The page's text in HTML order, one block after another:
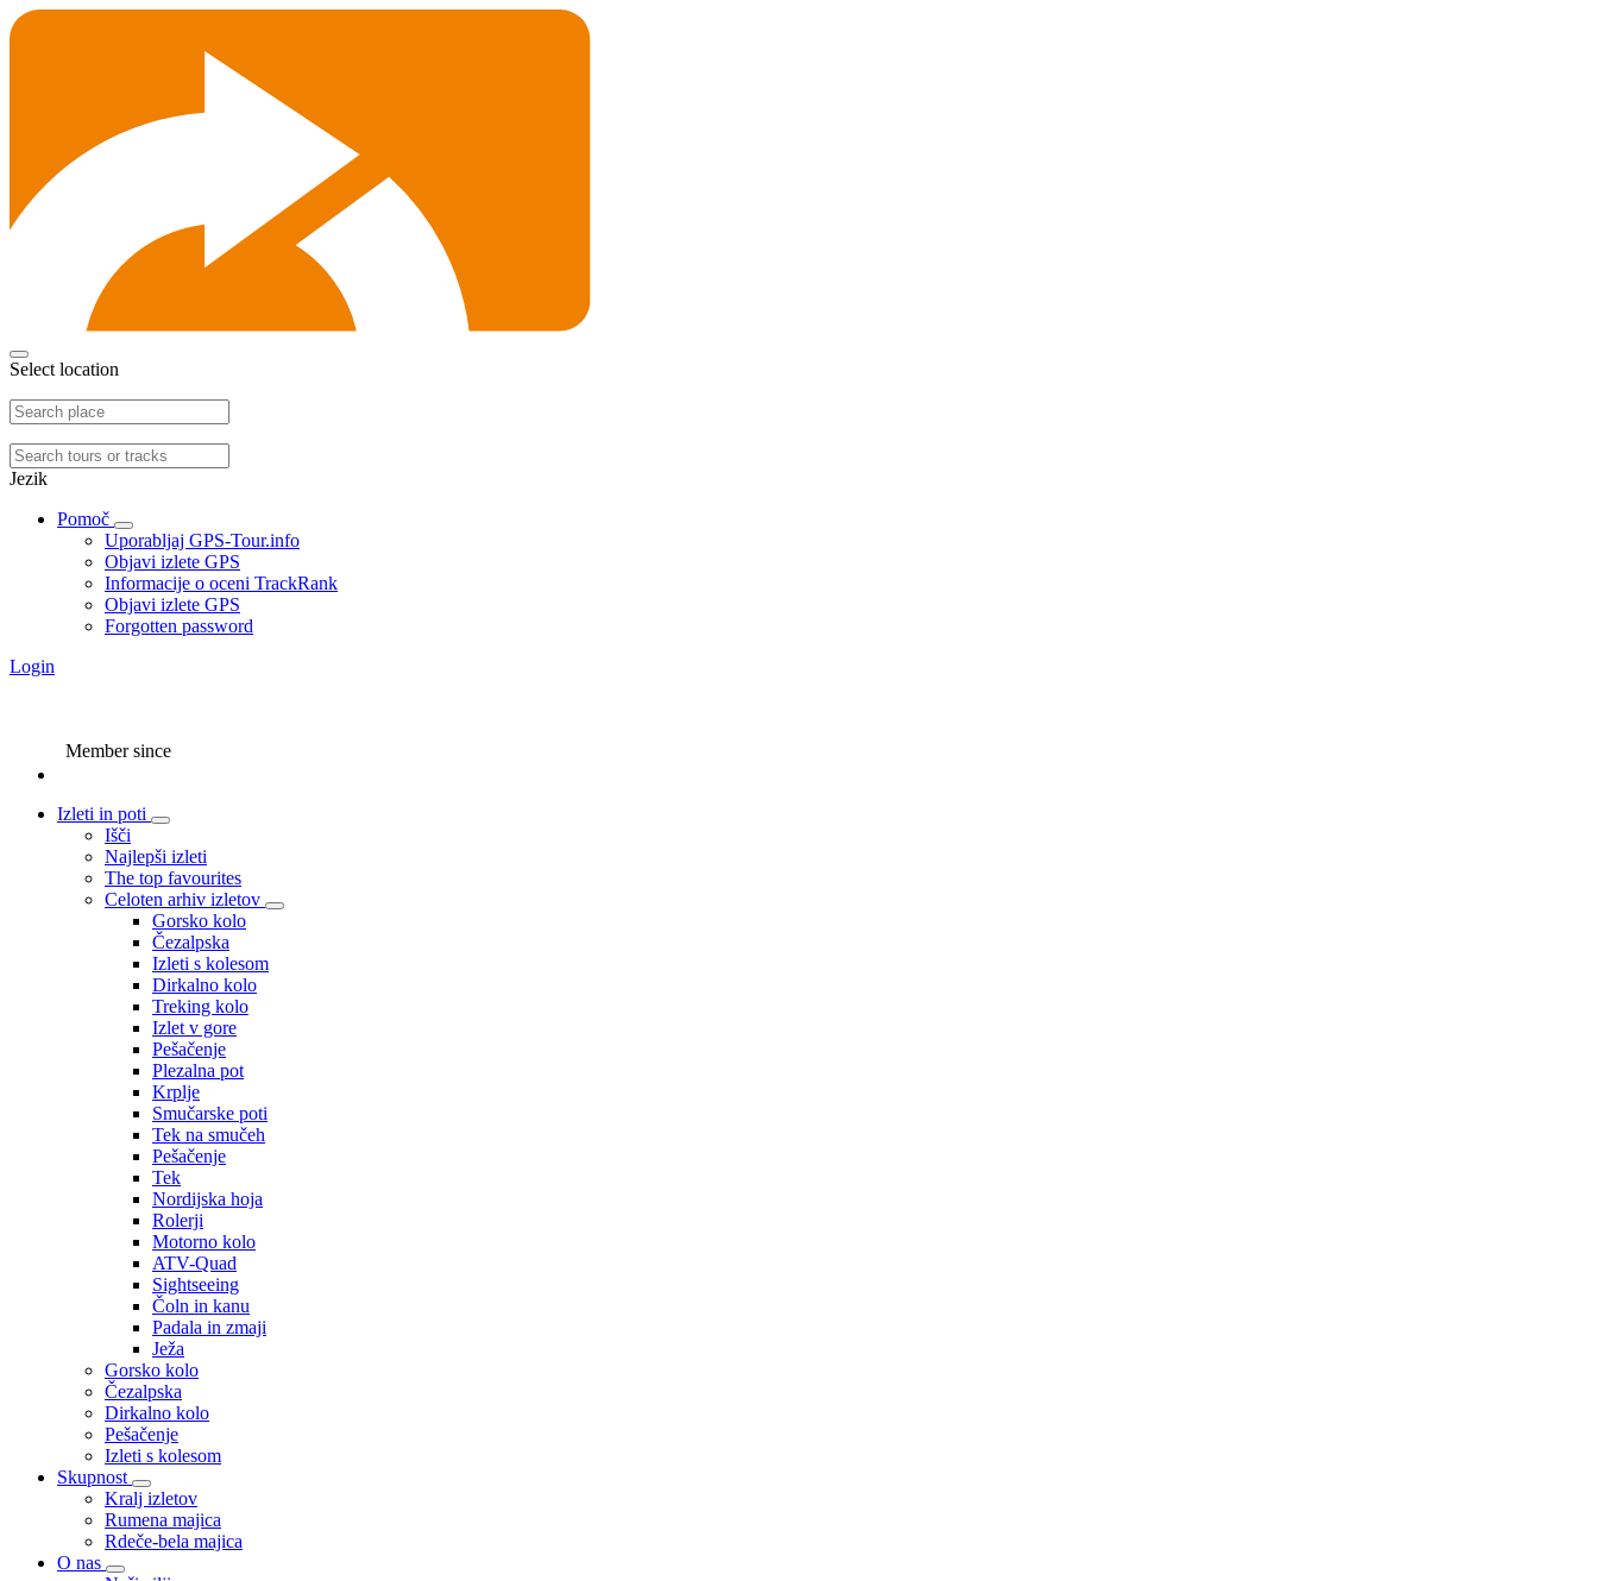
Select location
Jezik
Pomoč
Uporabljaj GPS-Tour.info
Objavi izlete GPS
Informacije o oceni TrackRank
Objavi izlete GPS
Forgotten password
Login
Member since
Izleti in poti
Išči
Najlepši izleti
The top favourites
Celoten arhiv izletov
Gorsko kolo
Čezalpska
Izleti s kolesom
Dirkalno kolo
Treking kolo
Izlet v gore
Pešačenje
Plezalna pot
Krplje
Smučarske poti
Tek na smučeh
Pešačenje
Tek
Nordijska hoja
Rolerji
Motorno kolo
ATV-Quad
Sightseeing
Čoln in kanu
Padala in zmaji
Ježa
Gorsko kolo
Čezalpska
Dirkalno kolo
Pešačenje
Izleti s kolesom
Skupnost
Kralj izletov
Rumena majica
Rdeče-bela majica
O nas